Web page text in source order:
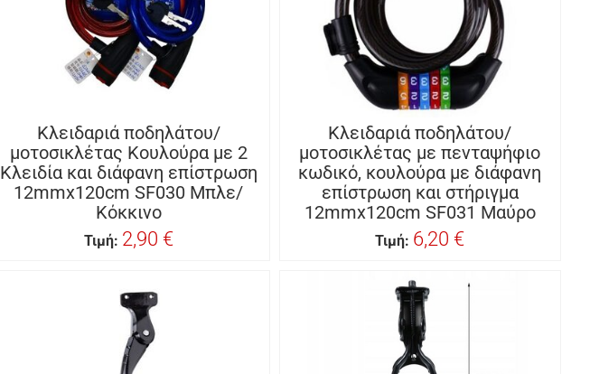
Κλειδαριά ποδηλάτου/
μοτοσικλέτας Κουλούρα με 2
Κλειδία και διάφανη επίστρωση
12mmx120cm SF030 Μπλε/
Κόκκινο
Τιμή: 2,90 €
Κλειδαριά ποδηλάτου/
μοτοσικλέτας με πενταψήφιο
κωδικό, κουλούρα με διάφανη
επίστρωση και στήριγμα
12mmx120cm SF031 Μαύρο
Τιμή: 6,20 €